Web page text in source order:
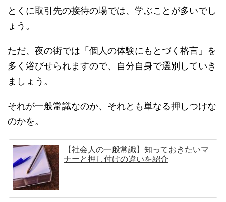
とくに取引先の接待の場では、学ぶことが多いでし
ょう。
ただ、夜の街では「個人の体験にもとづく格言」を
多く浴びせられますので、自分自身で選別していき
ましょう。
それが一般常識なのか、それとも単なる押しつけな
のかを。
【社会人の一般常識】知っておきたいマ
ナーと押し付けの違いを紹介